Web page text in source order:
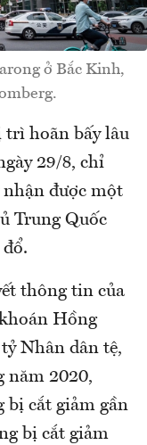
ở Bắc Kinh,
trì hoãn bấy lâu
29/8, chỉ
nhận được một
Trung Quốc
thông tin của
Hồng
Nhân dân tệ,
năm 2020,
bị cắt giảm gần
bị cắt giảm